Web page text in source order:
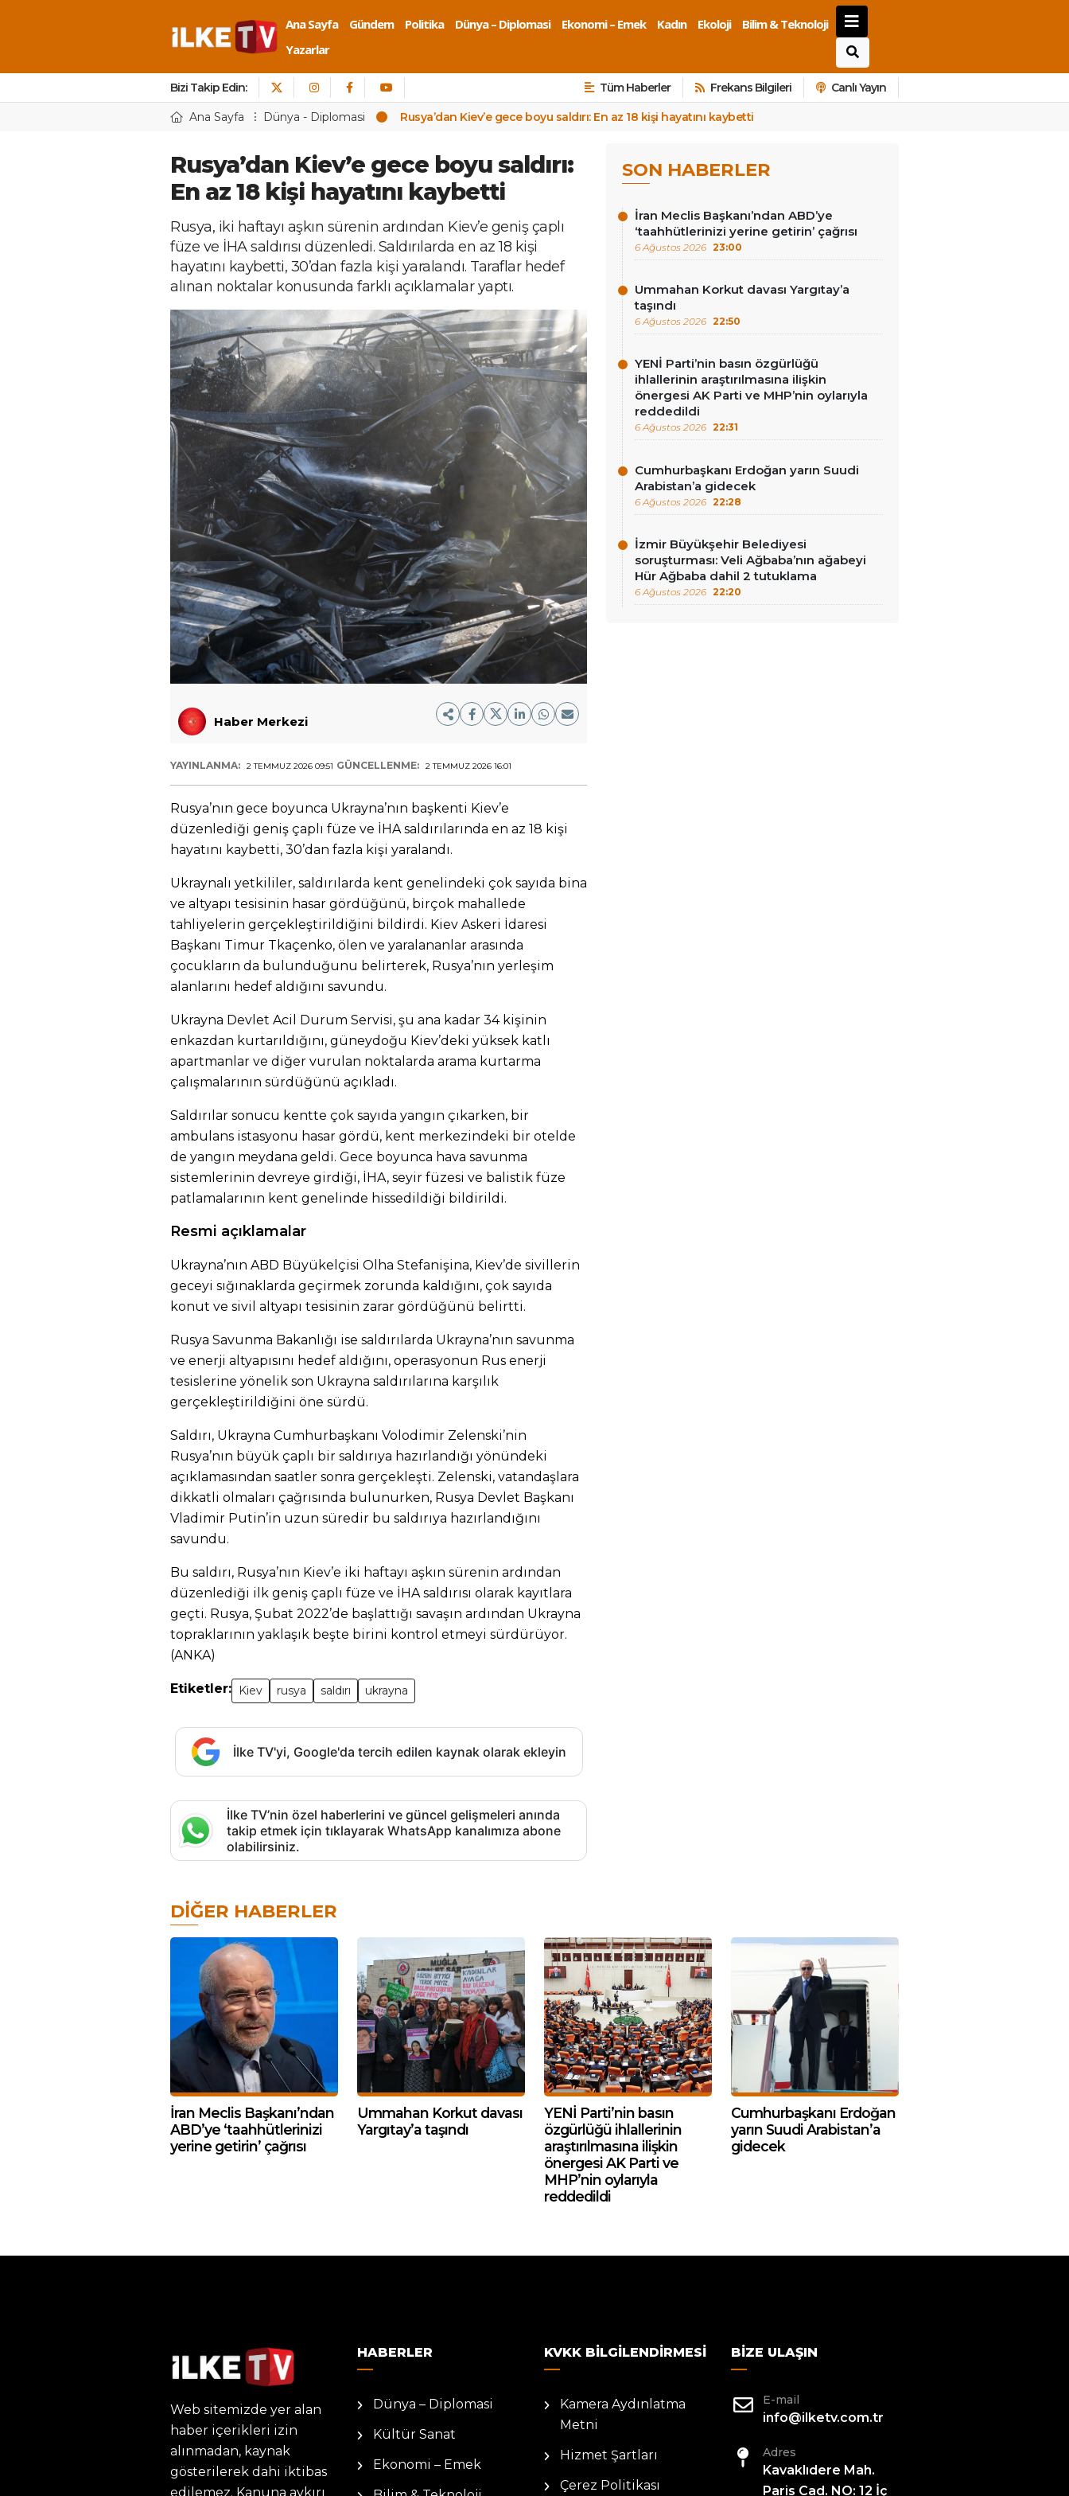
Ana Sayfa Gündem Politika Dünya – Diplomasi Ekonomi – Emek Kadın Ekoloji
Bilim & Teknoloji
Yazarlar
Bizi Takip Edin: Tüm Haberler Frekans Bilgileri Canlı Yayın
Ana Sayfa Dünya - Diplomasi Rusya’dan Kiev’e gece boyu saldırı: En az 18 kişi hayatını kaybetti
Rusya’dan Kiev’e gece boyu saldırı:
En az 18 kişi hayatını kaybetti
Rusya, iki haftayı aşkın sürenin ardından Kiev’e geniş çaplı
füze ve İHA saldırısı düzenledi. Saldırılarda en az 18 kişi
hayatını kaybetti, 30’dan fazla kişi yaralandı. Taraflar hedef
alınan noktalar konusunda farklı açıklamalar yaptı.
Haber Merkezi
YAYINLANMA: 2 TEMMUZ 2026 09:51 GÜNCELLENME: 2 TEMMUZ 2026 16:01
Rusya’nın gece boyunca Ukrayna’nın başkenti Kiev’e
düzenlediği geniş çaplı füze ve İHA saldırılarında en az 18 kişi
hayatını kaybetti, 30’dan fazla kişi yaralandı.
Ukraynalı yetkililer, saldırılarda kent genelindeki çok sayıda bina
ve altyapı tesisinin hasar gördüğünü, birçok mahallede
tahliyelerin gerçekleştirildiğini bildirdi. Kiev Askeri İdaresi
Başkanı Timur Tkaçenko, ölen ve yaralananlar arasında
çocukların da bulunduğunu belirterek, Rusya’nın yerleşim
alanlarını hedef aldığını savundu.
Ukrayna Devlet Acil Durum Servisi, şu ana kadar 34 kişinin
enkazdan kurtarıldığını, güneydoğu Kiev’deki yüksek katlı
apartmanlar ve diğer vurulan noktalarda arama kurtarma
çalışmalarının sürdüğünü açıkladı.
Saldırılar sonucu kentte çok sayıda yangın çıkarken, bir
ambulans istasyonu hasar gördü, kent merkezindeki bir otelde
de yangın meydana geldi. Gece boyunca hava savunma
sistemlerinin devreye girdiği, İHA, seyir füzesi ve balistik füze
patlamalarının kent genelinde hissedildiği bildirildi.
Resmi açıklamalar
Ukrayna’nın ABD Büyükelçisi Olha Stefanişina, Kiev’de sivillerin
geceyi sığınaklarda geçirmek zorunda kaldığını, çok sayıda
konut ve sivil altyapı tesisinin zarar gördüğünü belirtti.
Rusya Savunma Bakanlığı ise saldırılarda Ukrayna’nın savunma
ve enerji altyapısını hedef aldığını, operasyonun Rus enerji
tesislerine yönelik son Ukrayna saldırılarına karşılık
gerçekleştirildiğini öne sürdü.
Saldırı, Ukrayna Cumhurbaşkanı Volodimir Zelenski’nin
Rusya’nın büyük çaplı bir saldırıya hazırlandığı yönündeki
açıklamasından saatler sonra gerçekleşti. Zelenski, vatandaşlara
dikkatli olmaları çağrısında bulunurken, Rusya Devlet Başkanı
Vladimir Putin’in uzun süredir bu saldırıya hazırlandığını
savundu.
Bu saldırı, Rusya’nın Kiev’e iki haftayı aşkın sürenin ardından
düzenlediği ilk geniş çaplı füze ve İHA saldırısı olarak kayıtlara
geçti. Rusya, Şubat 2022’de başlattığı savaşın ardından Ukrayna
topraklarının yaklaşık beşte birini kontrol etmeyi sürdürüyor.
(ANKA)
Etiketler: Kiev rusya saldırı ukrayna
İlke TV'yi, Google'da tercih edilen kaynak olarak ekleyin
İlke TV’nin özel haberlerini ve güncel gelişmeleri anında
takip etmek için tıklayarak WhatsApp kanalımıza abone
olabilirsiniz.
SON HABERLER
İran Meclis Başkanı’ndan ABD’ye
‘taahhütlerinizi yerine getirin’ çağrısı
6 Ağustos 2026 23:00
Ummahan Korkut davası Yargıtay’a
taşındı
6 Ağustos 2026 22:50
YENİ Parti’nin basın özgürlüğü
ihlallerinin araştırılmasına ilişkin
önergesi AK Parti ve MHP’nin oylarıyla
reddedildi
6 Ağustos 2026 22:31
Cumhurbaşkanı Erdoğan yarın Suudi
Arabistan’a gidecek
6 Ağustos 2026 22:28
İzmir Büyükşehir Belediyesi
soruşturması: Veli Ağbaba’nın ağabeyi
Hür Ağbaba dahil 2 tutuklama
6 Ağustos 2026 22:20
DIĞER HABERLER
İran Meclis Başkanı’ndan
ABD’ye ‘taahhütlerinizi
yerine getirin’ çağrısı
Ummahan Korkut davası
Yargıtay’a taşındı
YENİ Parti’nin basın
özgürlüğü ihlallerinin
araştırılmasına ilişkin
önergesi AK Parti ve
MHP’nin oylarıyla
reddedildi
Cumhurbaşkanı Erdoğan
yarın Suudi Arabistan’a
gidecek
Web sitemizde yer alan
haber içerikleri izin
alınmadan, kaynak
gösterilerek dahi iktibas
edilemez. Kanuna aykırı
HABERLER
Dünya – Diplomasi
Kültür Sanat
Ekonomi – Emek
KVKK BILGILENDIRMESI
Kamera Aydınlatma
Metni
Hizmet Şartları
Çerez Politikası
BIZE ULAŞIN
E-mail
info@ilketv.com.tr
Adres
Kavaklıdere Mah.
Paris Cad. NO: 12 İç